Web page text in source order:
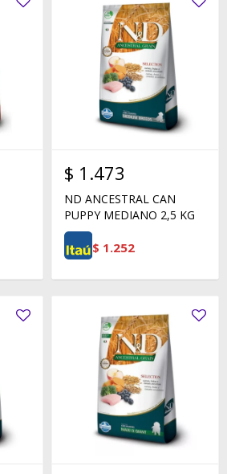
$ 1.473
ND ANCESTRAL CAN
PUPPY MEDIANO 2,5 KG
$ 1.252